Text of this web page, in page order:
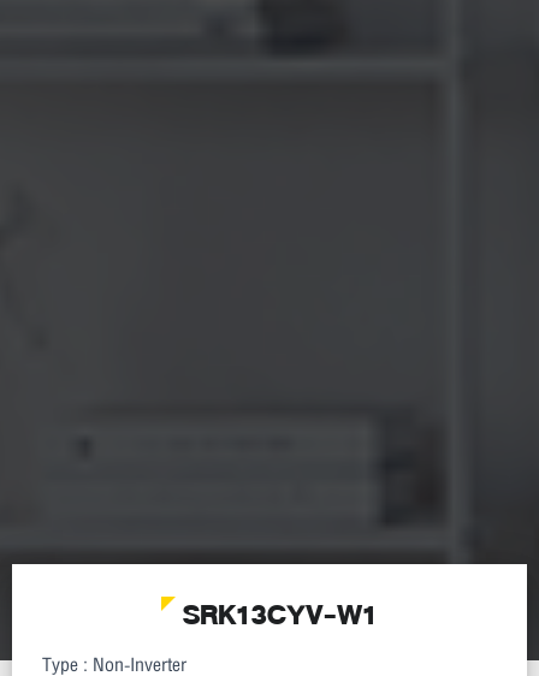
SRK13CYV-W1
Type : Non-Inverter